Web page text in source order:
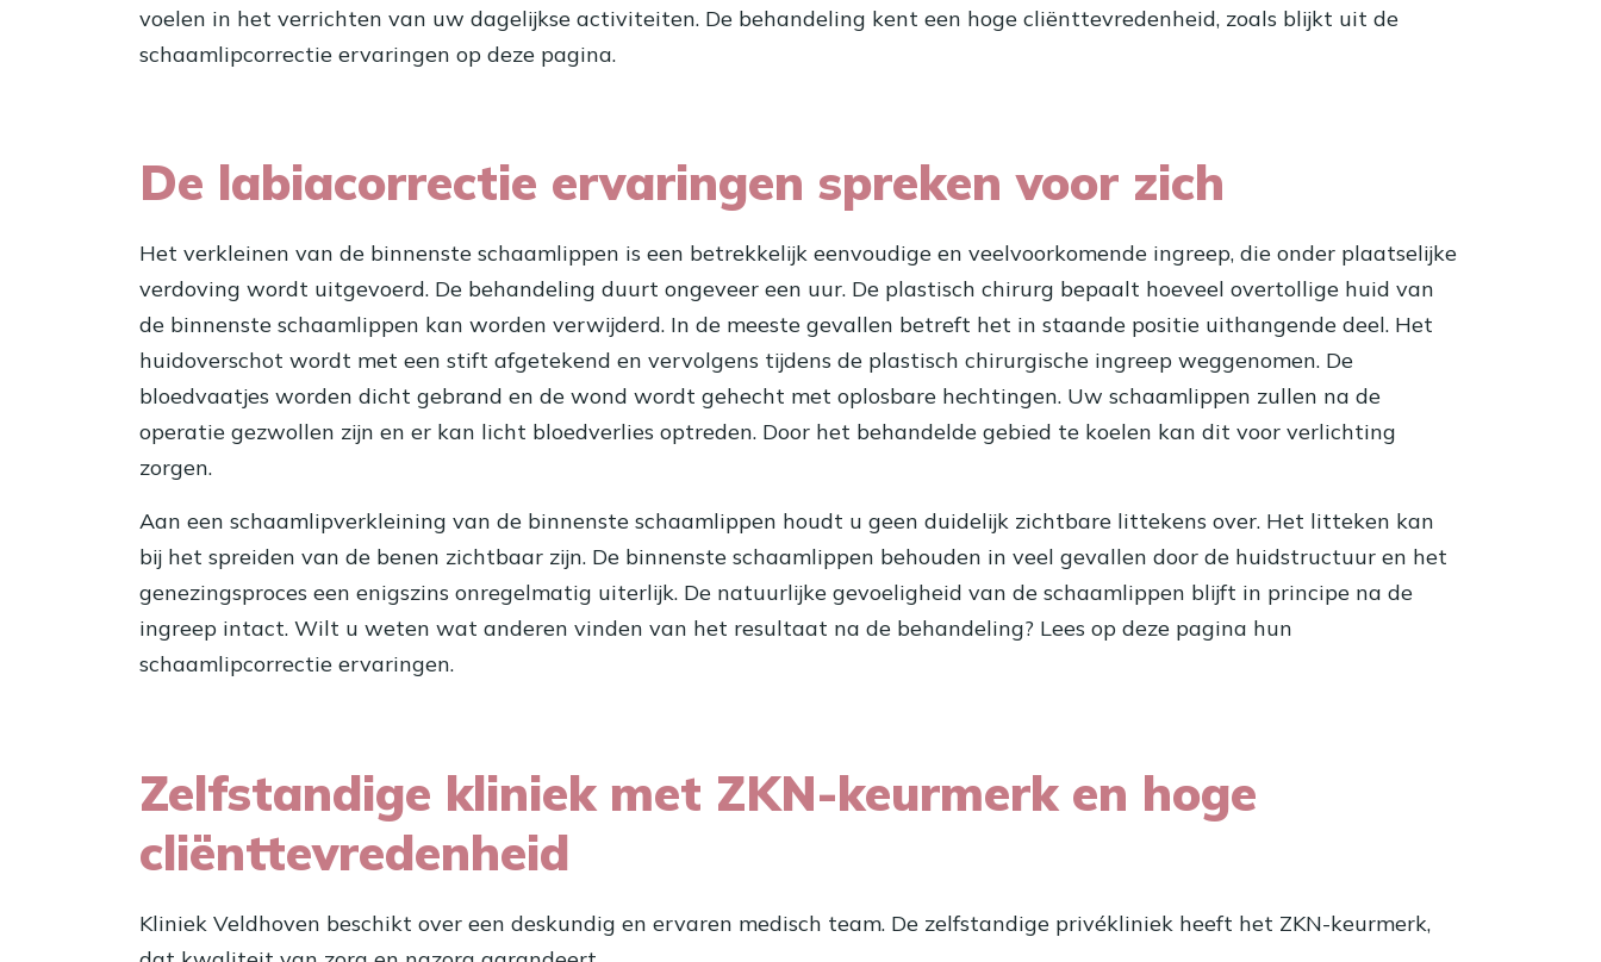
voelen in het verrichten van uw dagelijkse activiteiten. De behandeling kent een hoge cliënttevredenheid, zoals blijkt uit de
schaamlipcorrectie ervaringen op deze pagina.
De labiacorrectie ervaringen spreken voor zich
Het verkleinen van de binnenste schaamlippen is een betrekkelijk eenvoudige en veelvoorkomende ingreep, die onder plaatselijke
verdoving wordt uitgevoerd. De behandeling duurt ongeveer een uur. De plastisch chirurg bepaalt hoeveel overtollige huid van
de binnenste schaamlippen kan worden verwijderd. In de meeste gevallen betreft het in staande positie uithangende deel. Het
huidoverschot wordt met een stift afgetekend en vervolgens tijdens de plastisch chirurgische ingreep weggenomen. De
bloedvaatjes worden dicht gebrand en de wond wordt gehecht met oplosbare hechtingen. Uw schaamlippen zullen na de
operatie gezwollen zijn en er kan licht bloedverlies optreden. Door het behandelde gebied te koelen kan dit voor verlichting
zorgen.
Aan een schaamlipverkleining van de binnenste schaamlippen houdt u geen duidelijk zichtbare littekens over. Het litteken kan
bij het spreiden van de benen zichtbaar zijn. De binnenste schaamlippen behouden in veel gevallen door de huidstructuur en het
genezingsproces een enigszins onregelmatig uiterlijk. De natuurlijke gevoeligheid van de schaamlippen blijft in principe na de
ingreep intact. Wilt u weten wat anderen vinden van het resultaat na de behandeling? Lees op deze pagina hun
schaamlipcorrectie ervaringen.
Zelfstandige kliniek met ZKN-keurmerk en hoge
cliënttevredenheid
Kliniek Veldhoven beschikt over een deskundig en ervaren medisch team. De zelfstandige privékliniek heeft het ZKN-keurmerk,